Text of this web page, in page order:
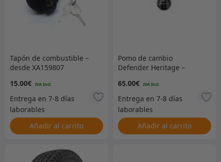
Tapón de combustible –
desde XA159807
15.00€
Añadir al carrito
Pomo de cambio
Defender Heritage –
65.00€
Añadir al carrito